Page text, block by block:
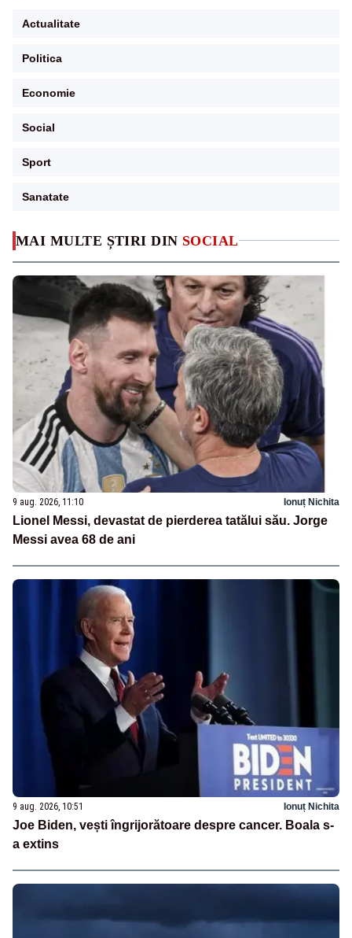
MAI MULTE ȘTIRI DIN SOCIAL
9 aug. 2026, 11:10 Ionuț Nichita
Lionel Messi, devastat de pierderea tatălui său. Jorge
Messi avea 68 de ani
9 aug. 2026, 10:51 Ionuț Nichita
Joe Biden, vești îngrijorătoare despre cancer. Boala s-
a extins
Actualitate
Politica
Economie
Social
Sport
Sanatate